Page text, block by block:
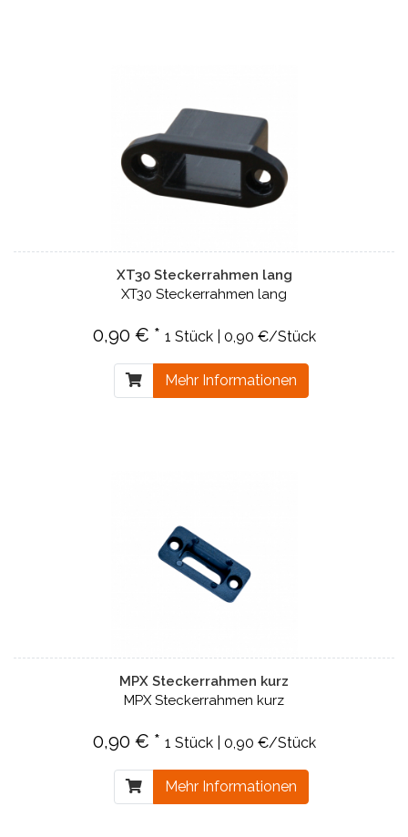
XT30 Steckerrahmen lang
XT30 Steckerrahmen lang
0,90 € * 1 Stück | 0,90 €/Stück
Mehr Informationen
MPX Steckerrahmen kurz
MPX Steckerrahmen kurz
0,90 € * 1 Stück | 0,90 €/Stück
Mehr Informationen